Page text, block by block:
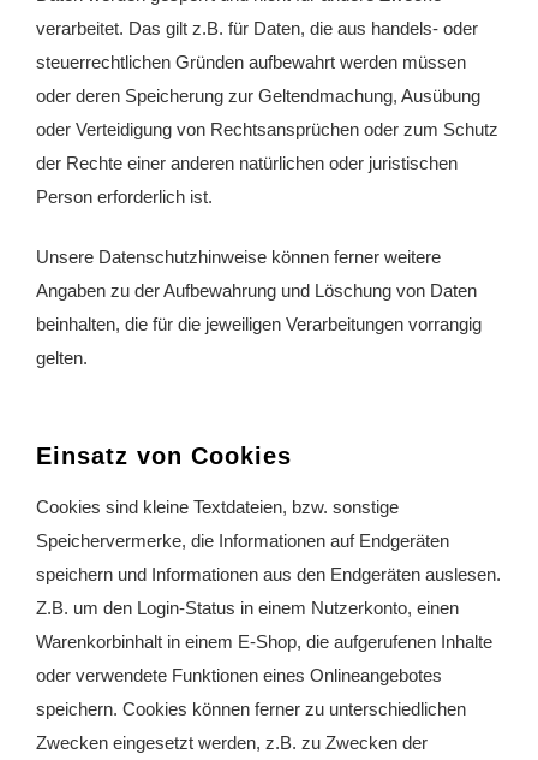
verarbeitet. Das gilt z.B. für Daten, die aus handels- oder
steuerrechtlichen Gründen aufbewahrt werden müssen
oder deren Speicherung zur Geltendmachung, Ausübung
oder Verteidigung von Rechtsansprüchen oder zum Schutz
der Rechte einer anderen natürlichen oder juristischen
Person erforderlich ist.
Unsere Datenschutzhinweise können ferner weitere
Angaben zu der Aufbewahrung und Löschung von Daten
beinhalten, die für die jeweiligen Verarbeitungen vorrangig
gelten.
Einsatz von Cookies
Cookies sind kleine Textdateien, bzw. sonstige
Speichervermerke, die Informationen auf Endgeräten
speichern und Informationen aus den Endgeräten auslesen.
Z.B. um den Login-Status in einem Nutzerkonto, einen
Warenkorbinhalt in einem E-Shop, die aufgerufenen Inhalte
oder verwendete Funktionen eines Onlineangebotes
speichern. Cookies können ferner zu unterschiedlichen
Zwecken eingesetzt werden, z.B. zu Zwecken der